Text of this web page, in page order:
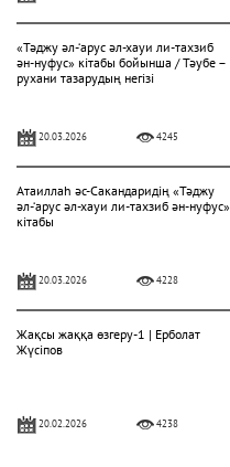
«Тәджу әл-‘арус әл-хауи ли-тахзиб
ән-нуфус» кітабы бойынша / Тәубе –
рухани тазарудың негізі
20.03.2026 4245
Атаиллаһ әс-Сакандаридің «Тәджу
әл-‘арус әл-хауи ли-тахзиб ән-нуфус»
кітабы
20.03.2026 4228
Жақсы жаққа өзгеру-1 | Ерболат
Жүсіпов
20.02.2026 4238